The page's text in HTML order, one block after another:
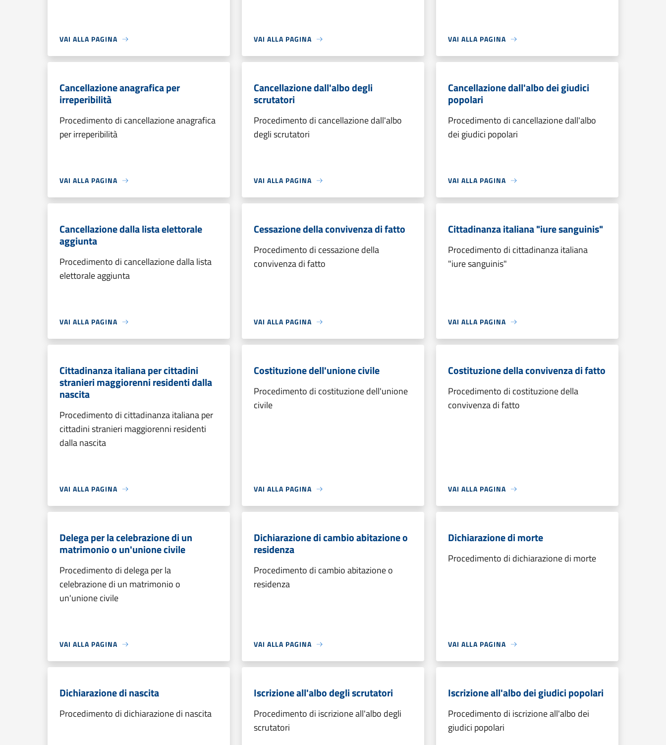
VAI ALLA PAGINA VAI ALLA PAGINA VAI ALLA PAGINA
Cancellazione anagrafica per
irreperibilità
Procedimento di cancellazione anagrafica
per irreperibilità
VAI ALLA PAGINA
Cancellazione dall'albo degli
scrutatori
Procedimento di cancellazione dall'albo
degli scrutatori
VAI ALLA PAGINA
Cancellazione dall'albo dei giudici
popolari
Procedimento di cancellazione dall'albo
dei giudici popolari
VAI ALLA PAGINA
Cancellazione dalla lista elettorale
aggiunta
Procedimento di cancellazione dalla lista
elettorale aggiunta
VAI ALLA PAGINA
Cessazione della convivenza di fatto
Procedimento di cessazione della
convivenza di fatto
VAI ALLA PAGINA
Cittadinanza italiana "iure sanguinis"
Procedimento di cittadinanza italiana
"iure sanguinis"
VAI ALLA PAGINA
Cittadinanza italiana per cittadini
stranieri maggiorenni residenti dalla
nascita
Procedimento di cittadinanza italiana per
cittadini stranieri maggiorenni residenti
dalla nascita
VAI ALLA PAGINA
Costituzione dell'unione civile
Procedimento di costituzione dell'unione
civile
VAI ALLA PAGINA
Costituzione della convivenza di fatto
Procedimento di costituzione della
convivenza di fatto
VAI ALLA PAGINA
Delega per la celebrazione di un
matrimonio o un'unione civile
Procedimento di delega per la
celebrazione di un matrimonio o
un'unione civile
VAI ALLA PAGINA
Dichiarazione di cambio abitazione o
residenza
Procedimento di cambio abitazione o
residenza
VAI ALLA PAGINA
Dichiarazione di morte
Procedimento di dichiarazione di morte
VAI ALLA PAGINA
Dichiarazione di nascita
Procedimento di dichiarazione di nascita
Iscrizione all'albo degli scrutatori
Procedimento di iscrizione all'albo degli
scrutatori
Iscrizione all'albo dei giudici popolari
Procedimento di iscrizione all'albo dei
giudici popolari